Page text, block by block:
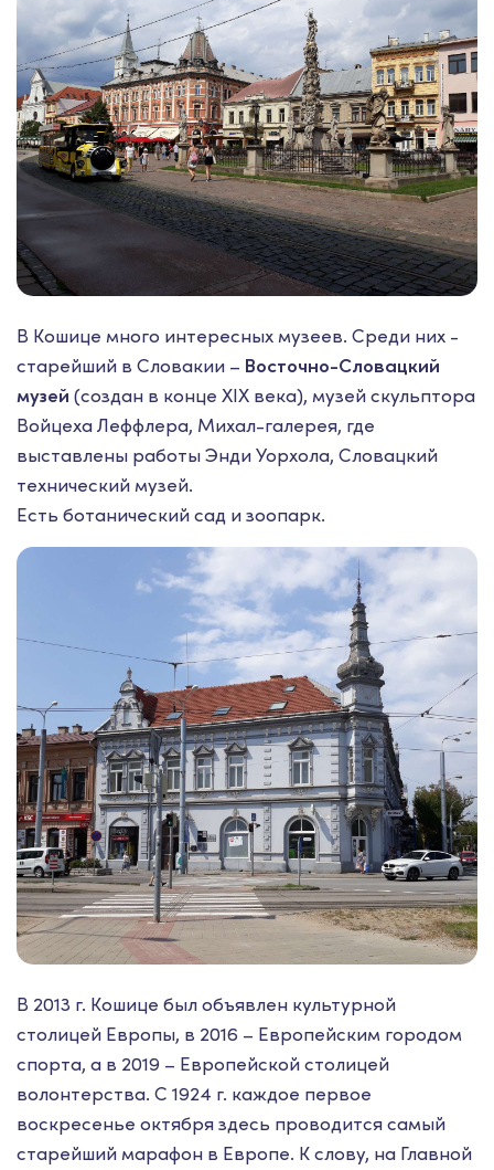
В Кошице много интересных музеев. Среди них -
старейший в Словакии – Восточно-Словацкий
музей (создан в конце XIX века), музей скульптора
Войцеха Леффлера, Михал-галерея, где
выставлены работы Энди Уорхола, Словацкий
технический музей.
Есть ботанический сад и зоопарк.
В 2013 г. Кошице был объявлен культурной
столицей Европы, в 2016 – Европейским городом
спорта, а в 2019 – Европейской столицей
волонтерства. С 1924 г. каждое первое
воскресенье октября здесь проводится самый
старейший марафон в Европе. К слову, на Главной